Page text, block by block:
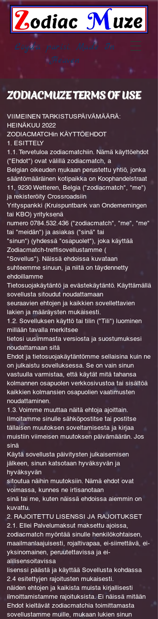
Löydä parisi, Made In
Heaven
ZODIACMUZE TERMS OF USE
VIIMEINEN TARKISTUSPÄIVÄMÄÄRÄ:
HEINÄKUU 2022
ZODIACMATCHin KÄYTTÖEHDOT
1. ESITTELY
1.1. Tervetuloa zodiacmatchiin. Nämä käyttöehdot
("Ehdot") ovat välillä zodiacmatch, a
Belgian oikeuden mukaan perustettu yhtiö, jonka
sääntömääräinen kotipaikka on Koophandelstraat
11, 9230 Wetteren, Belgia ("zodiacmatch", "me")
ja rekisteröity Crossroadsiin
Yrityspankki (Kruispuntbank van Ondernemingen
tai KBO) yrityksenä
numero 0784.532.436 ("zodiacmatch", "me", "me"
tai "meidän") ja asiakas ("sinä" tai
"sinun") (yhdessä "osapuolet"), joka käyttää
Zodiacmatch-treffisovellustamme (
"Sovellus"). Näissä ehdoissa kuvataan
suhteemme sinuun, ja niitä on täydennetty
ehdoillamme
Tietosuojakäytäntö ja evästekäytäntö. Käyttämällä
sovellusta sitoudut noudattamaan
seuraavien ehtojen ja kaikkien sovellettavien
lakien ja määräysten mukaisesti.
1.2. Sovelluksen käyttö tai tilin ("Tili") luominen
millään tavalla merkitsee
tietosi uusimmasta versiosta ja suostumuksesi
noudattamaan sitä
Ehdot ja tietosuojakäytäntömme sellaisina kuin ne
on julkaistu sovelluksessa. Se on vain sinun
vastuulla varmistaa, että käytät mitä tahansa
kolmannen osapuolen verkkosivustoa tai sisältöä
kaikkien kolmansien osapuolien vaatimusten
noudattaminen.
1.3. Voimme muuttaa näitä ehtoja ajoittain.
Ilmoitamme sinulle sähköpostitse tai postitse
tällaisen muutoksen soveltamisesta ja kirjaa
muistiin viimeisen muutoksen päivämäärän. Jos
sinä
Käytä sovellusta päivitysten julkaisemisen
jälkeen, sinun katsotaan hyväksyvän ja
hyväksyvän
sitoutua näihin muutoksiin. Nämä ehdot ovat
voimassa, kunnes ne irtisanotaan
sinä tai me, kuten näissä ehdoissa aiemmin on
kuvattu.
2. RAJOITETTU LISENSSI JA RAJOITUKSET
2.1. Ellei Palvelumaksut maksettu ajoissa,
zodiacmatch myöntää sinulle henkilökohtaisen,
maailmanlaajuisesti, rojaltivapaa, ei-siirrettävä, ei-
yksinomainen, peruutettavissa ja ei-
alilisensoitavissa
lisenssi päästä ja käyttää Sovellusta kohdassa
2.4 esitettyjen rajoitusten mukaisesti.
näiden ehtojen ja kaikista muista kirjallisesti
ilmoittamistamme rajoituksista. Ei näissä mitään
Ehdot kieltävät zodiacmatchia toimittamasta
sovellustamme muille, mukaan lukien sinun